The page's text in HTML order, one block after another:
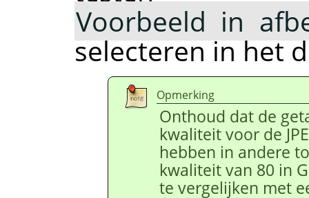
Voorbeeld in
selecteren in het
Opmerking
Onthoud dat de
kwaliteit voor de
hebben in andere
kwaliteit van 80 in
te vergelijken met